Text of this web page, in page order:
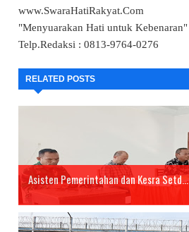
www.SwaraHatiRakyat.Com
"Menyuarakan Hati untuk Kebenaran"
Telp.Redaksi : 0813-9764-0276
RELATED POSTS
Asisten Pemerintahan dan Kesra Setd...